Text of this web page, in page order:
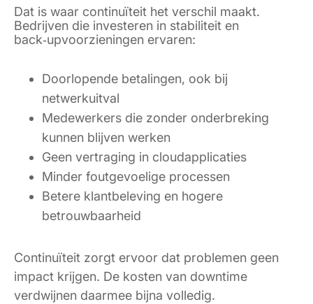
Dat is waar continuïteit het verschil maakt.
Bedrijven die investeren in stabiliteit en
back‑upvoorzieningen ervaren:
Doorlopende betalingen, ook bij
netwerkuitval
Medewerkers die zonder onderbreking
kunnen blijven werken
Geen vertraging in cloudapplicaties
Minder foutgevoelige processen
Betere klantbeleving en hogere
betrouwbaarheid
Continuïteit zorgt ervoor dat problemen geen
impact krijgen. De kosten van downtime
verdwijnen daarmee bijna volledig.